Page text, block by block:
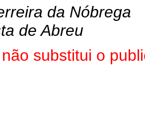
da Nóbrega
de Abreu
substitui o